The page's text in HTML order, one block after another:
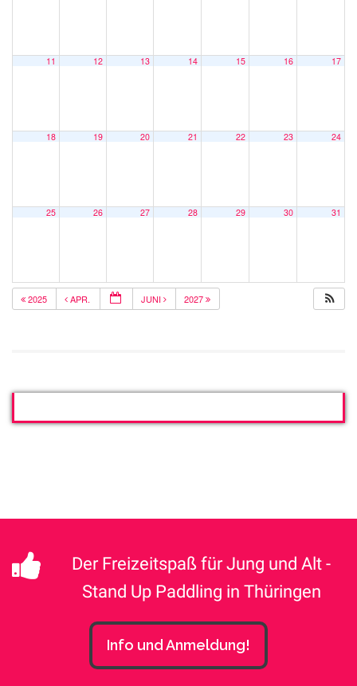
11 12 13 14 15 16 17
18 19 20 21 22 23 24
25 26 27 28 29 30 31
2025 APR. JUNI 2027
Der Freizeitspaß für Jung und Alt -
Stand Up Paddling in Thüringen
Info und Anmeldung!